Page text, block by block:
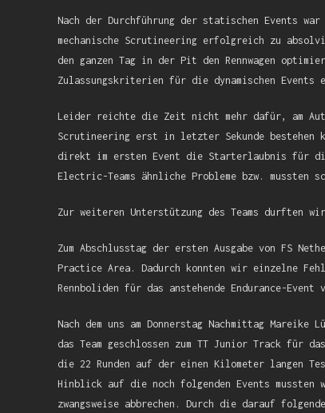
Nach der Durchführung der statischen Events
mechanische Scrutineering erfolgreich zu
den ganzen Tag in der Pit den Rennwagen
Zulassungskriterien für die dynamischen Events
Leider reichte die Zeit nicht mehr dafür, am
Scrutineering erst in letzter Sekunde
direkt im ersten Event die Starterlaubnis für die
Electric-Teams ähnliche Probleme bzw.
Zur weiteren Unterstützung des Teams durften
Zum Abschlusstag der ersten Ausgabe von FS
Practice Area. Dadurch konnten wir einzelne
Rennboliden für das anstehende Endurance-Event
Nach dem uns am Donnerstag Nachmittag
das Team geschlossen zum TT Junior Track für
die 22 Runden auf der einen Kilometer langen
Hinblick auf die noch folgenden Events
zwangsweise abbrechen. Durch die darauf